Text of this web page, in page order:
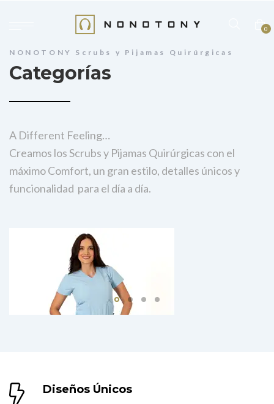
0
NONOTONY Scrubs y Pijamas Quirúrgicas
Categorías
A Different Feeling…
Creamos los Scrubs y Pijamas Quirúrgicas con el
máximo Comfort, un gran estilo, detalles únicos y
funcionalidad para el día a día.
Diseños Únicos